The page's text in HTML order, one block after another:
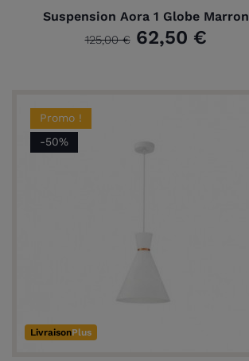
Suspension Aora 1 Globe Marron
125,00 €62,50 €
LivraisonPlus
Promo !
-50%